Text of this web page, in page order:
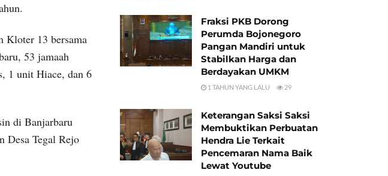
Kloter 13 bersama
53 jamaah
1 unit Hiace, dan 6
di Banjarbaru
Desa Tegal Rejo
Fraksi PKB Dorong
Perumda Bojonegoro
Pangan Mandiri untuk
Stabilkan Harga dan
Berdayakan UMKM
1 TAHUN YANG LALU 29
Keterangan Saksi Saksi
Membuktikan Perbuatan
Hendra Lie Terkait
Pencemaran Nama Baik
Lewat Youtube